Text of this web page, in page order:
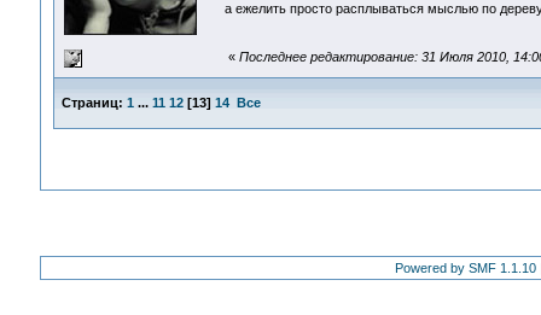
а ежелить просто расплываться мыслью по
« Последнее редактирование: 31 Июля 2010,
Страниц: 1 ... 11 12[13] 14 Все
Powered by SMF 1.1.10